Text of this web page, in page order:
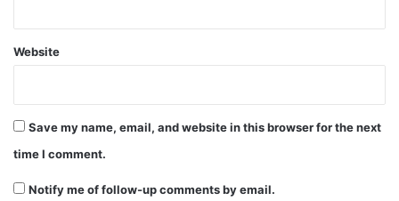
Website
Save my name, email, and website in this browser for the next
time I comment.
Notify me of follow-up comments by email.